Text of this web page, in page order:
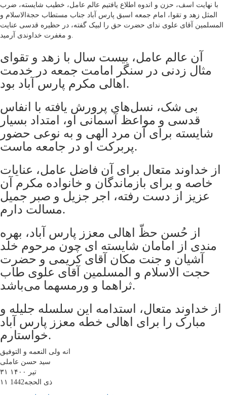
با نهایت اسف، حزن و اندوه اطلاع یافتیم عالم عامل، خطیب شایسته، ضرب
المثل زهد و تقوا، امام جمعه اسبق پارس آباد جناب مستطاب حجةالاسلام و
المسلمین آقای علوی ندای حضرت حق را لبیک گفته، در حظیره قدسی عنایت
آن عالم عامل، بیست سال با زهد و تقوای
مثال زدنی در سنگر امامت جمعه در خدمت
اهالی مکرم پارس آباد بود.
بی شک، نسل‌های پرورش یافته با انفاس
قدسی و مواعظ آسمانی او، امتداد بسیار
شایسته برای آن مرد الهی و به نوعی حضور
پربرکت او در جامعه ماست.
از خداوند متعال برای آن فاضل عامل، عنایات
خاصه و برای بازماندگان و خانواده مکرم آن
عزیز از دست رفته، اجر جزیل و صبر جمیل
مسالت دارم.
از حُسن حظّ اهالی معزز پارس آباد، بهره
مندی از امامان شایسته ای چون مرحوم خلد
آشیان و جنت مکان آقای کریمی و حضرت
حجت الاسلام و المسلمین آقای علوی طاب
ثراهما و ورمسهما می‌باشد.
از خداوند متعال، استدامه این سلسله جلیله و
مبارک را برای اهالی خطه معزز پارس آباد
خواستارم.
انه ولی النعمه و التوفیق
سید حسن عاملی
۳۱ تیر ۱۴۰۰
۱۱ ذی الحجه1442